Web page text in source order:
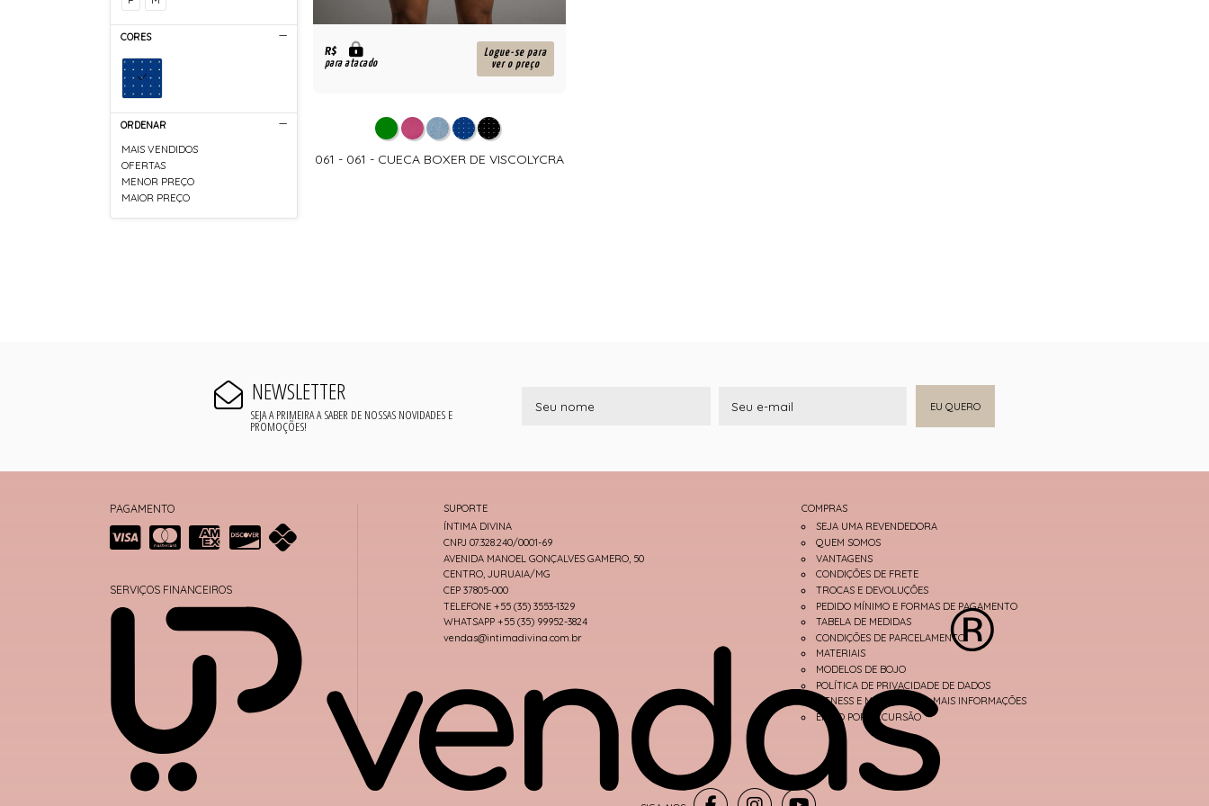
CORES
ORDENAR
MAIS VENDIDOS
OFERTAS
MENOR PREÇO
MAIOR PREÇO
R$
para atacado
Logue-se para
ver o preço
061 - 061 - CUECA BOXER DE VISCOLYCRA
NEWSLETTER
SEJA A PRIMEIRA A SABER DE NOSSAS NOVIDADES E
PROMOÇÕES!
EU QUERO
PAGAMENTO
SERVIÇOS FINANCEIROS
SUPORTE
ÍNTIMA DIVINA
CNPJ 07.328.240/0001-69
AVENIDA MANOEL GONÇALVES GAMERO, 50
CENTRO, JURUAIA/MG
CEP 37805-000
TELEFONE +55 (35) 3553-1329
WHATSAPP +55 (35) 99952-3824
vendas@intimadivina.com.br
COMPRAS
SEJA UMA REVENDEDORA
QUEM SOMOS
VANTAGENS
CONDIÇÕES DE FRETE
TROCAS E DEVOLUÇÕES
PEDIDO MÍNIMO E FORMAS DE PAGAMENTO
TABELA DE MEDIDAS
CONDIÇÕES DE PARCELAMENTO
MATERIAIS
MODELOS DE BOJO
POLÍTICA DE PRIVACIDADE DE DADOS
FITNESS E MODA PRAIA - MAIS INFORMAÇÕES
ENVIO POR EXCURSÃO